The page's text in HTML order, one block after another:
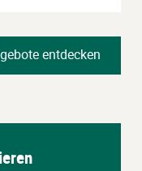
entdecken